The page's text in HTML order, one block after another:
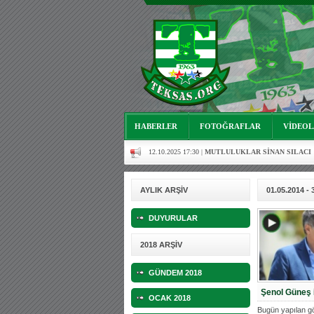
HABERLER FOTOĞRAFLAR
06.07.2023 18:57 |Bursasporumuzun önü açılsın
03.05.2023 13:18 |Hoş geldin Alaz Bebek!
10.04.2023 14:44 | Hoş geldin Göktuğ Bebek!
30.12.2022 18:00 |Hoş geldin Kadir Kağan Bebek!
12.10.2025 17:30 |MUTLULUKLAR SİNAN SILACI
16.07.2024 14:32 |Hoş geldin Kerem Bebek!
08.01.2024 19:01 | Hoş geldin Aslan bebek!
03.01.2024 19:09 |Hoş geldin Güneş bebek!
Mutluluklar Ceyhun Tetik
Bursasporumuzun önü açılsın
Hoş geldin Alaz Bebek!
10.04.2023 14:44 | Hoş geldin Göktuğ Bebek!
AYLIK ARŞİV
DUYURULAR
2018 ARŞİV
GÜNDEM 2018
OCAK 2018
01.05.2014 -
Şenol Güneş
Bugün yapılan